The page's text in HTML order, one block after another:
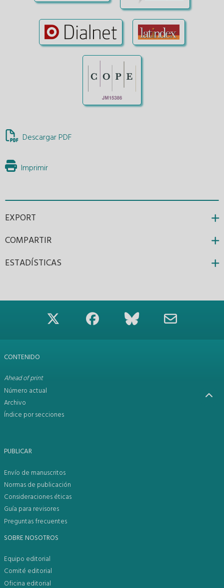
Descargar PDF
Imprimir
EXPORT
COMPARTIR
ESTADÍSTICAS
CONTENIDO
Ahead of print
Número actual
Archivo
Índice por secciones
PUBLICAR
Envío de manuscritos
Normas de publicación
Consideraciones éticas
Guía para revisores
Preguntas frecuentes
SOBRE NOSOTROS
Equipo editorial
Comité editorial
Oficina editorial